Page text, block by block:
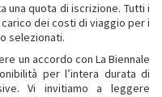
una quota di iscrizione. Tutti i
dei costi di viaggio per i
selezionati.
un accordo con La Biennale
per l’intera durata di
Vi invitiamo a leggere